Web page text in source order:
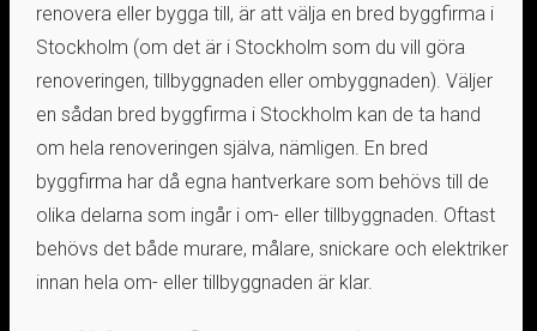
renovera eller bygga till, är att välja en bred byggfirma i
Stockholm (om det är i Stockholm som du vill göra
renoveringen, tillbyggnaden eller ombyggnaden). Väljer
en sådan bred byggfirma i Stockholm kan de ta hand
om hela renoveringen själva, nämligen. En bred
byggfirma har då egna hantverkare som behövs till de
olika delarna som ingår i om- eller tillbyggnaden. Oftast
behövs det både murare, målare, snickare och elektriker
innan hela om- eller tillbyggnaden är klar.